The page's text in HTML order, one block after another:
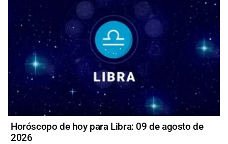
Horóscopo de hoy para Libra: 09 de agosto de
2026